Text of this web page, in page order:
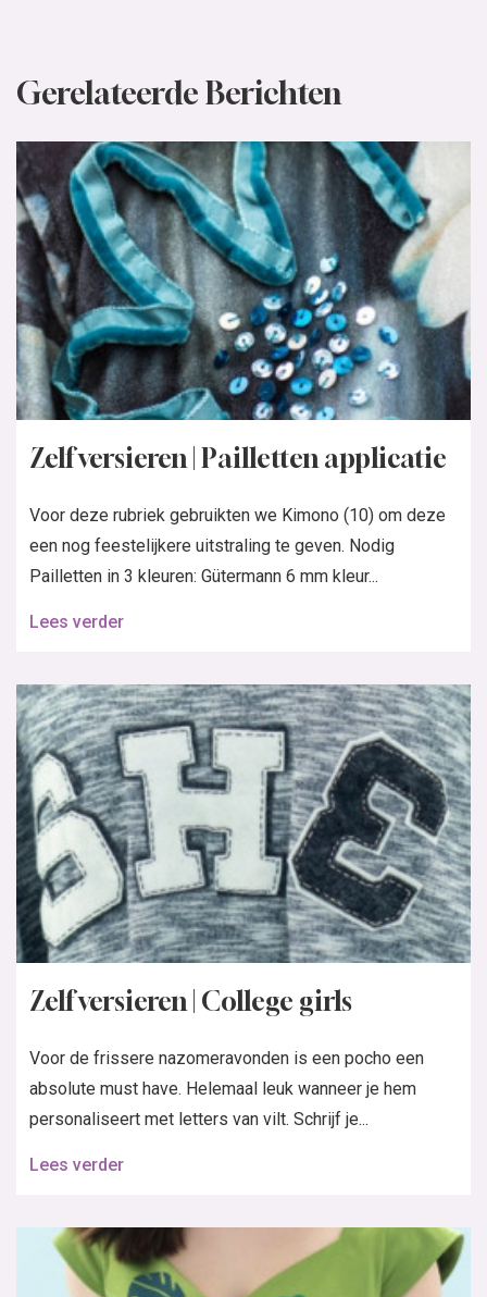
Gerelateerde Berichten
Zelf versieren | Pailletten applicatie
Voor deze rubriek gebruikten we Kimono (10) om deze
een nog feestelijkere uitstraling te geven. Nodig
Pailletten in 3 kleuren: Gütermann 6 mm kleur...
Lees verder
Zelf versieren | College girls
Voor de frissere nazomeravonden is een pocho een
absolute must have. Helemaal leuk wanneer je hem
personaliseert met letters van vilt. Schrijf je...
Lees verder